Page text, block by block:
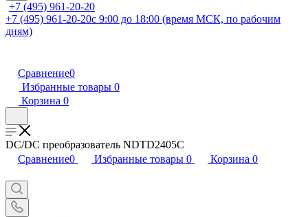
+7 (495) 961-20-20
+7 (495) 961-20-20с 9:00 до 18:00 (время МСК, по рабочим
дням)
Сравнение0
Избранные товары 0
Корзина 0
DC/DC преобразователь NDTD2405C
Сравнение0 Избранные товары 0 Корзина 0